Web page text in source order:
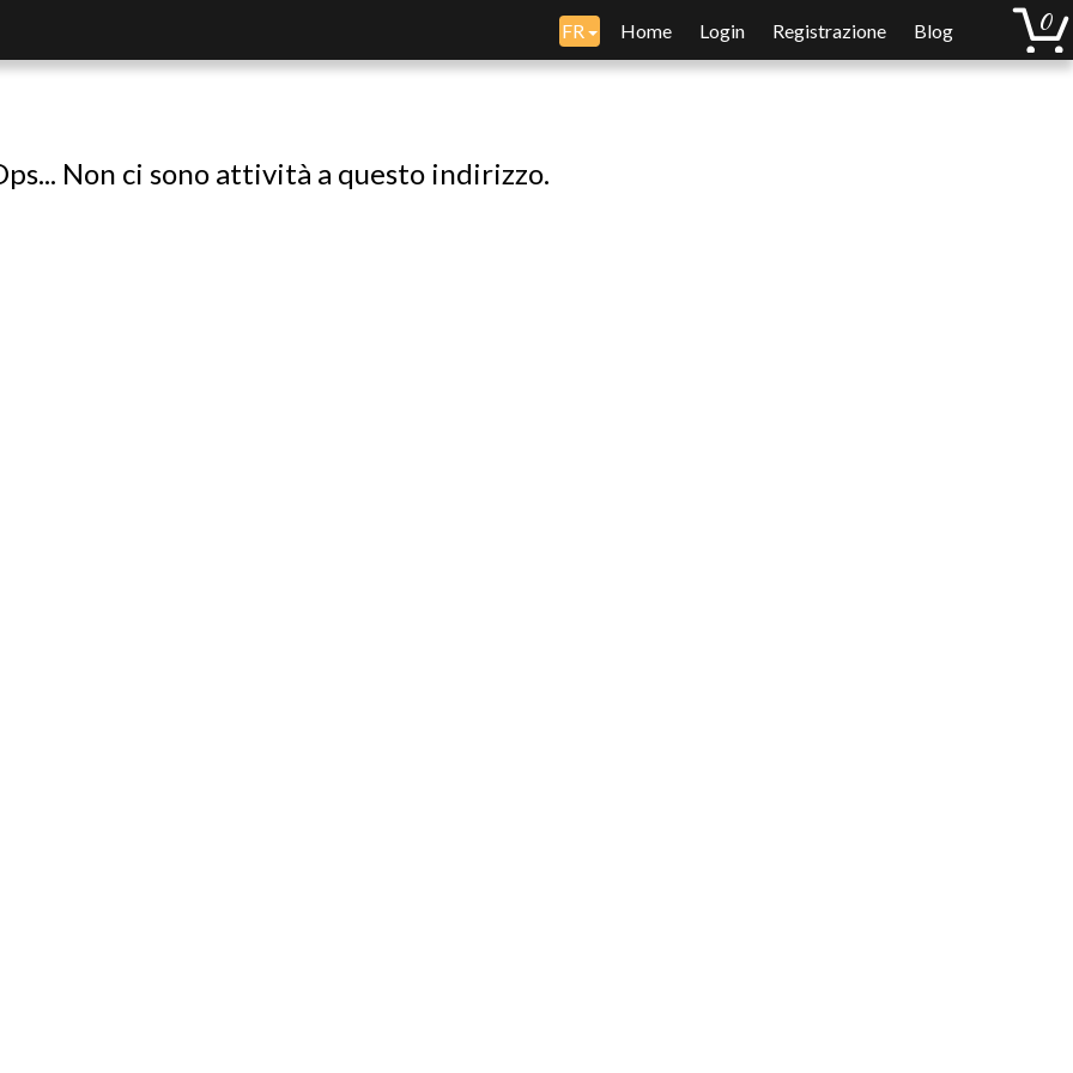
FR Home Login Registrazione Blog
Non ci sono attività a questo indirizzo.